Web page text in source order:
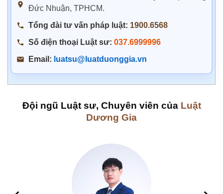
Đức Nhuận, TPHCM.
Tổng đài tư vấn pháp luật: 1900.6568
Số điện thoại Luật sư: 037.6999996
Email: luatsu@luatduonggia.vn
Đội ngũ Luật sư, Chuyên viên của Luật
Dương Gia